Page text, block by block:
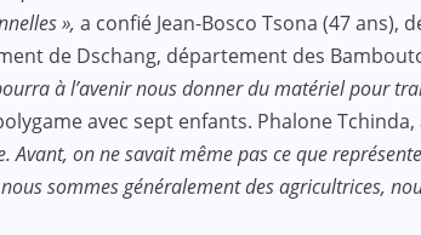
», a confié Jean-Bosco Tsona (47 ans),
de Dschang, département des
à l’avenir nous donner du matériel pour
avec sept enfants. Phalone
on ne savait même pas ce que
sommes généralement des agricultrices,